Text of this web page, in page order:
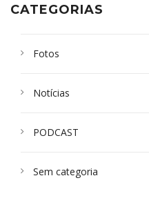
CATEGORIAS
Fotos
Notícias
PODCAST
Sem categoria